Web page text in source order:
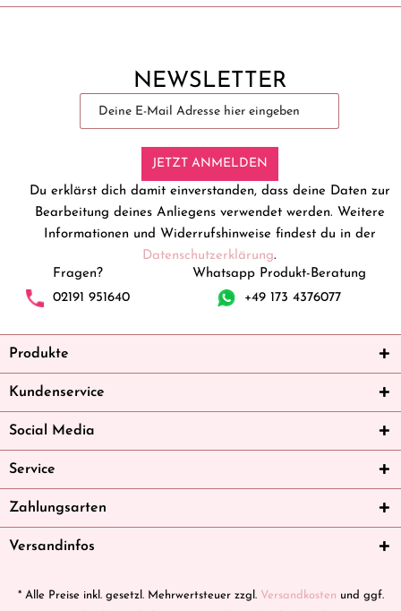
NEWSLETTER
JETZT ANMELDEN
Du erklärst dich damit einverstanden, dass deine Daten zur
Bearbeitung deines Anliegens verwendet werden. Weitere
Informationen und Widerrufshinweise findest du in der
Datenschutzerklärung.
Fragen?
02191 951640
Whatsapp Produkt-Beratung
+49 173 4376077
Produkte
Kundenservice
Social Media
Service
Zahlungsarten
Versandinfos
* Alle Preise inkl. gesetzl. Mehrwertsteuer zzgl. Versandkosten und ggf.